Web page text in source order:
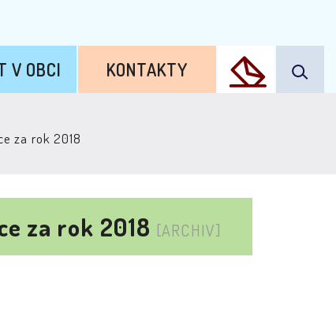
V OBCI KONTAKTY
za rok 2018
za rok 2018 [ARCHIV]